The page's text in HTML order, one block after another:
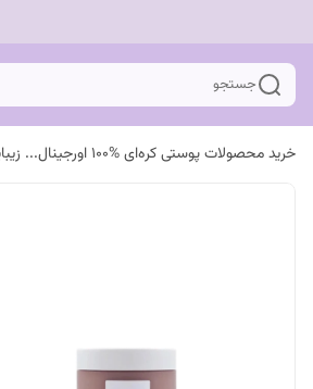
جستجو
خرید محصولات پوستی کره‌ای %100 اورجینال... زیبایی کالا